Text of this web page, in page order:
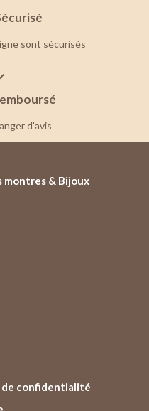
sont sécurisés
d'avis
& Bijoux
confidentialité